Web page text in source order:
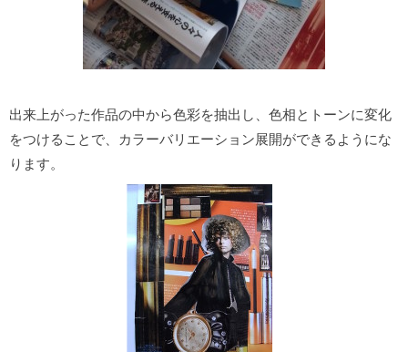
出来上がった作品の中から色彩を抽出し、色相とトーンに変化
をつけることで、カラーバリエーション展開ができるようにな
ります。